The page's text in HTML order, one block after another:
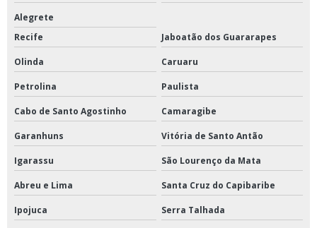
Alegrete
Recife
Jaboatão dos Guararapes
Olinda Caruaru
Petrolina Paulista
Cabo de Santo Agostinho Camaragibe
Garanhuns Vitória de Santo Antão
Igarassu São Lourenço da Mata
Abreu e Lima Santa Cruz do Capibaribe
Ipojuca Serra Talhada